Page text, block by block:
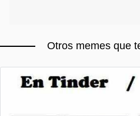
Otros memes que